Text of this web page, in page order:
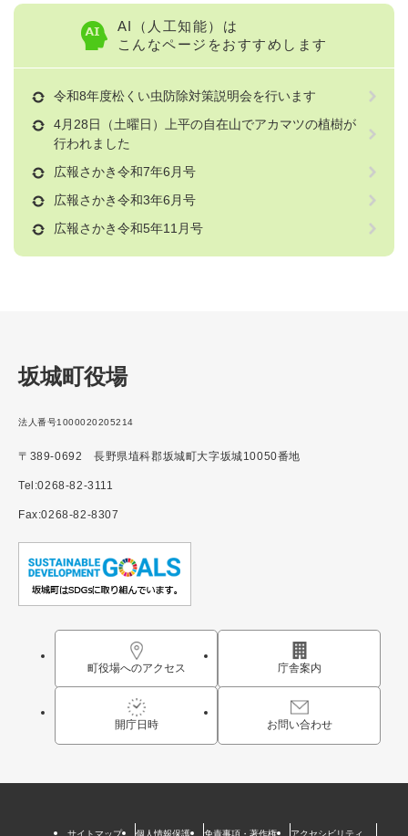
AI（人工知能）は
こんなページをおすすめします
令和8年度松くい虫防除対策説明会を行います
4月28日（土曜日）上平の自在山でアカマツの植樹が
行われました
広報さかき令和7年6月号
広報さかき令和3年6月号
広報さかき令和5年11月号
坂城町役場
法人番号1000020205214
〒389-0692 長野県埴科郡坂城町大字坂城10050番地
Tel:0268-82-3111
Fax:0268-82-8307
町役場へのアクセス 庁舎案内
開庁日時 お問い合わせ
サイトマップ 個人情報保護 免責事項・著作権 アクセシビリティ